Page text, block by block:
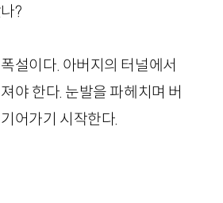
?
설이다. 아버지의 터널에서
야 한다. 눈발을 파헤치며 버
어가기 시작한다.